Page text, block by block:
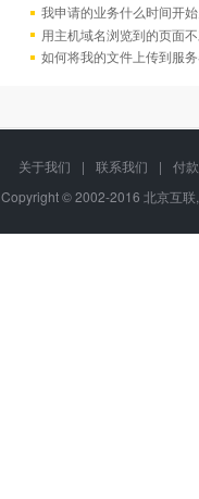
我申请的业务什么时间开
用主机域名浏览到的页面
如何将我的文件上传到服
关于我们 | 联系我们 |
付
Copyright © 2002-2016 北京互